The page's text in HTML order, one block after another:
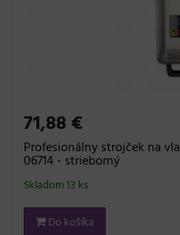
71,88 €
Profesionálny strojček na
06714 - strieborný
Skladom 13 ks
Do košíka